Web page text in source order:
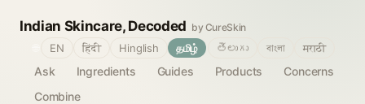
Indian Skincare, Decoded by CureSkin
Ask Ingredients Guides Products
Concerns
Combine
EN हिंदी Hinglish தமிழ் తెలుగు বাংলা मराठी